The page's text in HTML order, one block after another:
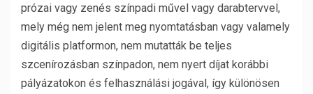
prózai vagy zenés színpadi művel vagy darabtervvel,
mely még nem jelent meg nyomtatásban vagy valamely
digitális platformon, nem mutatták be teljes
szcenírozásban színpadon, nem nyert díjat korábbi
pályázatokon és felhasználási jogával, így különösen